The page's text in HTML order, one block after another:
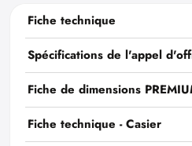
Fiche technique
Spécifications de l'appel
Fiche de dimensions
Fiche technique - Casier